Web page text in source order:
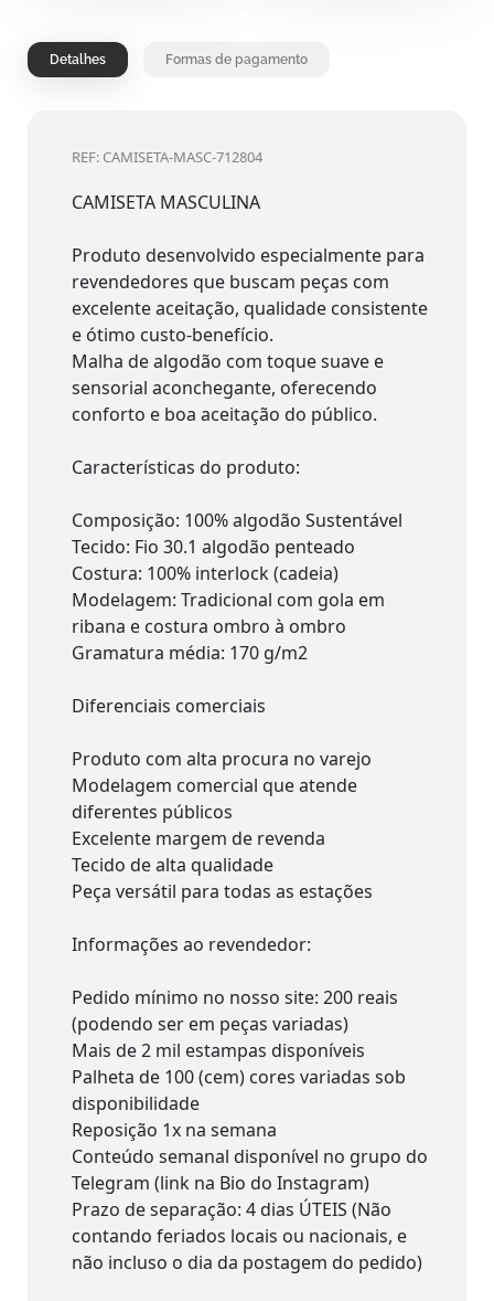
Detalhes Formas de pagamento
REF: CAMISETA-MASC-712804
CAMISETA MASCULINA
Produto desenvolvido especialmente para
revendedores que buscam peças com
excelente aceitação, qualidade consistente
e ótimo custo-benefício.
Malha de algodão com toque suave e
sensorial aconchegante, oferecendo
conforto e boa aceitação do público.
Características do produto:
Composição: 100% algodão Sustentável
Tecido: Fio 30.1 algodão penteado
Costura: 100% interlock (cadeia)
Modelagem: Tradicional com gola em
ribana e costura ombro à ombro
Gramatura média: 170 g/m2
Diferenciais comerciais
Produto com alta procura no varejo
Modelagem comercial que atende
diferentes públicos
Excelente margem de revenda
Tecido de alta qualidade
Peça versátil para todas as estações
Informações ao revendedor:
Pedido mínimo no nosso site: 200 reais
(podendo ser em peças variadas)
Mais de 2 mil estampas disponíveis
Palheta de 100 (cem) cores variadas sob
disponibilidade
Reposição 1x na semana
Conteúdo semanal disponível no grupo do
Telegram (link na Bio do Instagram)
Prazo de separação: 4 dias ÚTEIS (Não
contando feriados locais ou nacionais, e
não incluso o dia da postagem do pedido)